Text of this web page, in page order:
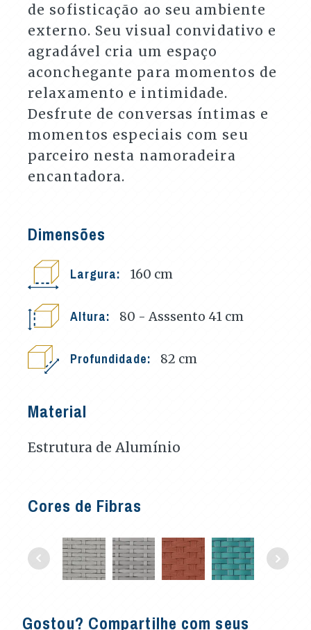
de sofisticação ao seu ambiente
externo. Seu visual convidativo e
agradável cria um espaço
aconchegante para momentos de
relaxamento e intimidade.
Desfrute de conversas íntimas e
momentos especiais com seu
parceiro nesta namoradeira
encantadora.
Dimensões
Largura: 160 cm
Altura: 80 - Asssento 41 cm
Profundidade: 82 cm
Material
Estrutura de Alumínio
Cores de Fibras
Gostou? Compartilhe com seus